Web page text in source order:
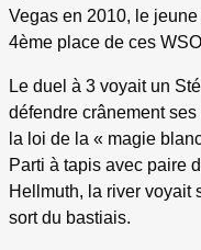
Vegas en 2010, le
4ème place de ces
Le duel à 3 voyait un
défendre crânement
la loi de la « magie
Parti à tapis avec paire
Hellmuth, la river voyait
sort du bastiais.